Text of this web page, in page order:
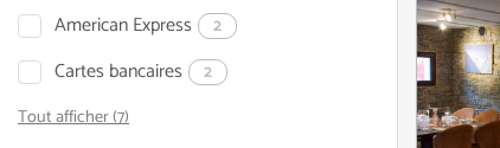
American Express 2
Cartes bancaires
2
Tout afficher (7)